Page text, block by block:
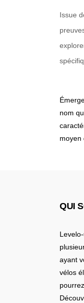
Issue
nom
moyen
QUI
ayant
vélos